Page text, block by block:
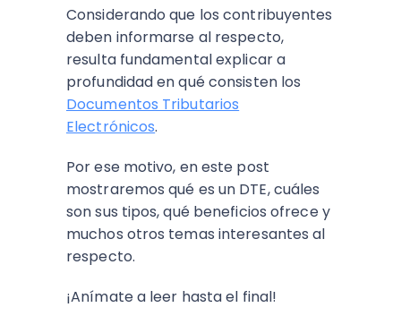
Considerando que los contribuyentes
deben informarse al respecto,
resulta fundamental explicar a
profundidad en qué consisten los
Documentos Tributarios
Electrónicos.
Por ese motivo, en este post
mostraremos qué es un DTE, cuáles
son sus tipos, qué beneficios ofrece y
muchos otros temas interesantes al
respecto.
¡Anímate a leer hasta el final!